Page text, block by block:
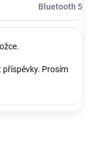
Bluetooth 5
Prosím